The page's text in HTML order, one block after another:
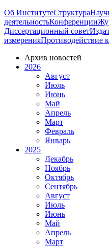
Об ИнститутеСтруктура
деятельностьКонференции
Диссертационный совет
измеренияПротиводействие
Архив новостей
2026
Август
Июль
Июнь
Май
Апрель
Март
Февраль
Январь
2025
Декабрь
Ноябрь
Октябрь
Сентябрь
Август
Июль
Июнь
Май
Апрель
Март